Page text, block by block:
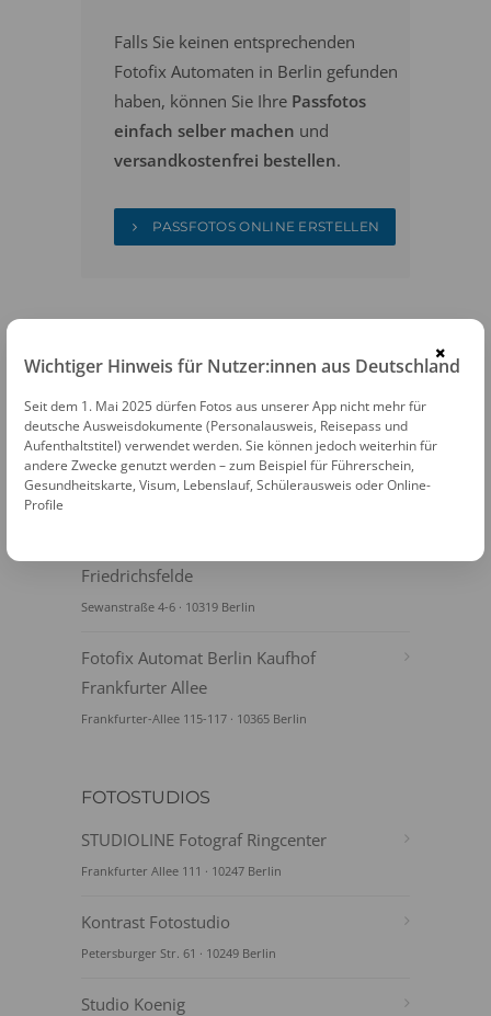
Falls Sie keinen entsprechenden
Fotofix Automaten in Berlin gefunden
haben, können Sie Ihre Passfotos
einfach selber machen und
versandkostenfrei bestellen.
PASSFOTOS ONLINE ERSTELLEN
FOTOAUTOMATEN
Fotofix Automat Berlin U-Bhf Lichtenberg
Berlin U-Bhf Lichtenberg · 10317 Berlin
Friedrichsfelde
Sewanstraße 4-6 · 10319 Berlin
Fotofix Automat Berlin Kaufhof
Frankfurter Allee
Frankfurter-Allee 115-117 · 10365 Berlin
FOTOSTUDIOS
STUDIOLINE Fotograf Ringcenter
Frankfurter Allee 111 · 10247 Berlin
Kontrast Fotostudio
Petersburger Str. 61 · 10249 Berlin
Studio Koenig
×
Wichtiger Hinweis für Nutzer:innen aus Deutschland
Seit dem 1. Mai 2025 dürfen Fotos aus unserer App nicht mehr für
deutsche Ausweisdokumente (Personalausweis, Reisepass und
Aufenthaltstitel) verwendet werden. Sie können jedoch weiterhin für
andere Zwecke genutzt werden – zum Beispiel für Führerschein,
Gesundheitskarte, Visum, Lebenslauf, Schülerausweis oder Online-
Profile